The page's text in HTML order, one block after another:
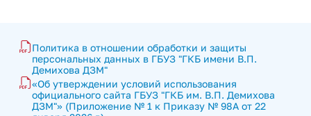
Политика в отношении обработки и защиты
персональных данных в ГБУЗ "ГКБ имени В.П.
Демихова ДЗМ"
«Об утверждении условий использования
официального сайта ГБУЗ "ГКБ им. В.П. Демихова
ДЗМ"» (Приложение № 1 к Приказу № 98А от 22